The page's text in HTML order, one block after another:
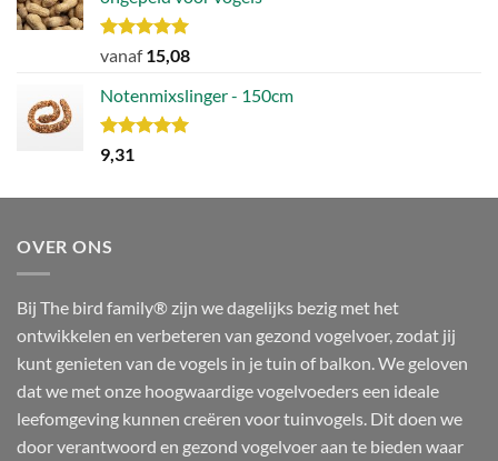
Waardering
uit 5
vanaf15,08
Notenmixslinger - 150cm
Waardering
5.00
9,31
OVER ONS
Bij The bird family® zijn we dagelijks bezig met het
ontwikkelen en verbeteren van gezond vogelvoer, zodat jij
kunt genieten van de vogels in je tuin of balkon. We geloven
dat we met onze hoogwaardige vogelvoeders een ideale
leefomgeving kunnen creëren voor tuinvogels. Dit doen we
door verantwoord en gezond vogelvoer aan te bieden waar